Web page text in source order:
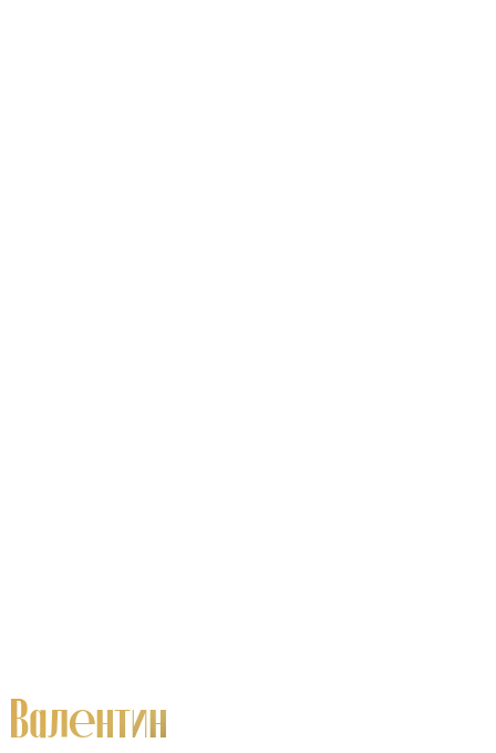
Валентин